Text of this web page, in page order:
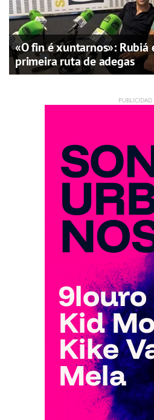
«O fin é xuntarnos»: Rubiá
primeira ruta de adegas